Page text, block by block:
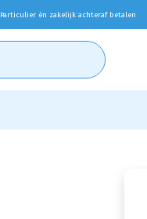
Particulier én zakelijk achteraf betalen